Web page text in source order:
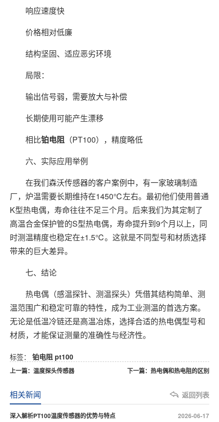
响应速度快
价格相对低廉
结构坚固、适应恶劣环境
局限：
输出信号弱，需要放大与补偿
长期使用可能产生漂移
相比铂电阻 （PT100），精度略低
六、实际应用举例
在我们森沃传感器的客户案例中，有一家玻璃制造
厂，炉温需要长期维持在1450℃左右。最初他们使用普通
K型热电偶，寿命往往不足三个月。后来我们为其定制了
高温合金保护管的S型热电偶，寿命提升到9个月以上，同
时测温精度也稳定在±1.5℃。这就是不同型号和材质选择
带来的巨大差异。
七、结论
热电偶（感温探针、测温探头）凭借其结构简单、测
温范围广和稳定可靠的特性，成为工业测温的首选方案。
无论是低温冷链还是高温冶炼，选择合适的热电偶型号和
材质，才能保证测量的准确性与经济性。
标签： 铂电阻 pt100
上一篇：温度探头传感器 下一篇：热电偶和热电阻的区别
返回列表
相关新闻
2026-06-17
深入解析PT100温度传感器的优势与特点